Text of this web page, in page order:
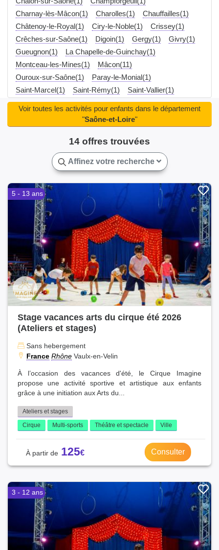
Charnay-lès-Mâcon(1)
Charolles(1)
Chauffailles(1)
Châtenoy-le-Royal(1)
Ciry-le-Noble(1)
Crissey(1)
Crêches-sur-Saône(1)
Digoin(1) Gergy(1)
Givry(1)
Gueugnon(1)
La Chapelle-de-Guinchay(1)
Montceau-les-Mines(1)
Mâcon(11)
Ouroux-sur-Saône(1)
Paray-le-Monial(1)
Saint-Marcel(1)
Saint-Rémy(1)
Saint-Vallier(1)
Sanvignes-les-Mines(1)
Varennes-le-Grand(1)
14 offres trouvées
Voir toutes les activités pour enfants dans le département
"Saône-et-Loire"
Affinez votre recherche
5 - 13 ans
Stage vacances arts du cirque été 2026
(Ateliers et stages)
Sans hebergement
France Rhône Vaulx-en-Velin
À l’occasion des vacances d'été, le Cirque Imagine
propose une activité sportive et artistique aux enfants
grâce à une initiation aux Arts du...
Ateliers et stages
Cirque
Multi-sports Théâtre et spectacle Ville
125 Consulter
3 - 12 ans